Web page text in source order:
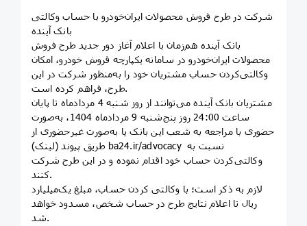
شرکت در طرح فروش محصولات ایران‌خودرو با حساب وکالتی
بانک آینده
بانک آینده هم‌زمان با اعلام آغاز دور جدید طرح فروش
محصولات ایران‌خودرو در سامانه یکپارچه فروش خودرو، امکان
وکالتی‌کردن حساب مشتریان خود را به‌منظور شرکت در این
طرح، فراهم کرده است.
مشتریان بانک آینده می‌توانند از روز شنبه 4 مردادماه تا پایان
ساعت 24:00 روز پنج‌شنبه 9 مردادماه 1404، به‌صورت
حضوری با مراجعه به شعب این بانک یا به‌صورت غیرحضوری از
طریق پیوند (لینک) ba24.ir/advocacy نسبت به
وکالتی‌کردن حساب خود اقدام نموده و در این طرح شرکت
کنند.
لازم به ذکر است؛ با وکالتی کردن حساب، مبلغ یک‌میلیارد
ریال تا اعلام نتایج طرح در حساب شخص، مسدود خواهد
شد.